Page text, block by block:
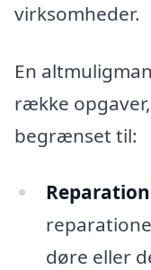
virksomheder.
En
række
begrænset til:
døre eller